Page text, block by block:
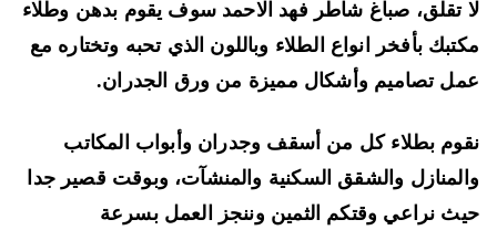
تقلق، صباغ شاطر فهد الاحمد سوف يقوم بدهن وطلاء
بأفخر انواع الطلاء وباللون الذي تحبه وتختاره مع
تصاميم وأشكال مميزة من ورق الجدران.
بطلاء كل من أسقف وجدران وأبواب المكاتب
والشقق السكنية والمنشآت، وبوقت قصير جدا
نراعي وقتكم الثمين وننجز العمل بسرعة